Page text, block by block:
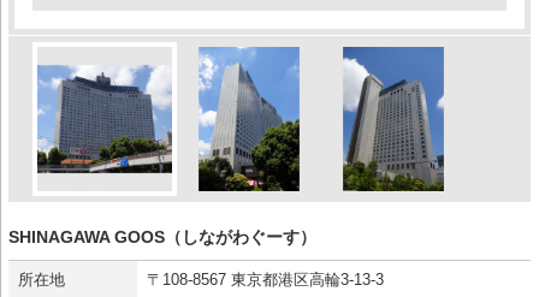
SHINAGAWA GOOS（しながわぐーす）
所在地 〒108-8567 東京都港区高輪3-13-3